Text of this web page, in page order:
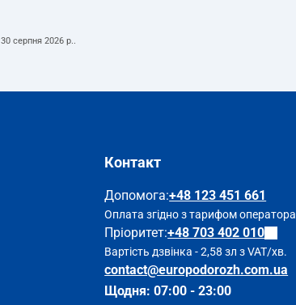
30 серпня 2026 р..
Контакт
Допомога:+48 123 451 661
Оплата згідно з тарифом оператора
Пріоритет:+48 703 402 010
Вартість дзвінка - 2,58 зл з VAT/хв.
contact@europodorozh.com.ua
Щодня: 07:00 - 23:00